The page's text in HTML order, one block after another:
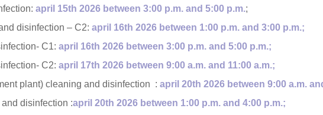
april 15th 2026 between 3:00 p.m. and 5:00 p.m.;
disinfection – C2:april 16th 2026 between 1:00 p.m. and 3:00 p.m.;
C1:april 16th 2026 between 3:00 p.m. and 5:00 p.m.;
C2:april 17th 2026 between 9:00 a.m. and 11:00 a.m.;
plant) cleaning and disinfection :april 20th 2026 between 9:00 a.m.
disinfection :april 20th 2026 between 1:00 p.m. and 4:00 p.m.;